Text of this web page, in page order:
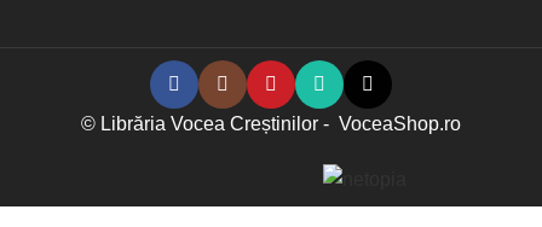
© Librăria Vocea Creștinilor - VoceaShop.ro